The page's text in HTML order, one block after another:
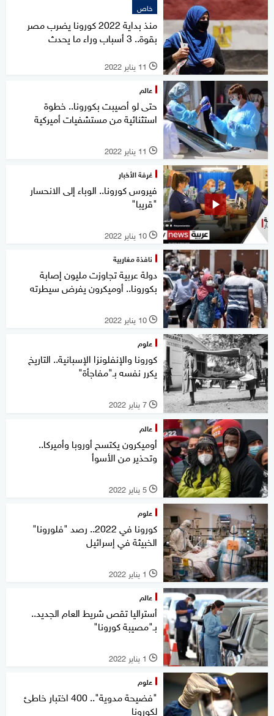
خاص
منذ بداية 2022 كورونا يضرب مصر
بقوة.. 3 أسباب وراء ما يحدث
l 11 يناير 2022
عالم
حتى لو أصيبت بكورونا.. خطوة
استثنائية من مستشفيات أميركية
l 11 يناير 2022
غرفة الأخبار
فيروس كورونا.. الوباء إلى الانحسار
"قريبا"
l 10 يناير 2022
نافذة مغاربية
دولة عربية تجاوزت مليون إصابة
بكورونا.. أوميكرون يفرض سيطرته
l 10 يناير 2022
علوم
كورونا والإنفلونزا الإسبانية.. التاريخ
يكرر نفسه بـ"مفاجأة"
l 7 يناير 2022
عالم
أوميكرون يكتسح أوروبا وأميركا..
وتحذير من الأسوأ
l 5 يناير 2022
علوم
كورونا في 2022.. رصد "فلورونا"
الخبيثة في إسرائيل
l 1 يناير 2022
عالم
أستراليا تقص شريط العام الجديد..
بـ"مصيبة كورونا"
l 1 يناير 2022
علوم
"فضيحة مدوية".. 400 اختبار خاطئ
لكورونا